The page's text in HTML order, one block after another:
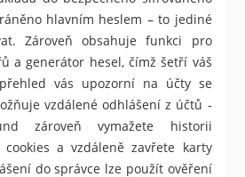
hlavním heslem – to jediné
Zároveň obsahuje funkci pro
a generátor hesel, čímž šetří váš
vás upozorní na účty se
vzdálené odhlášení z účtů -
zároveň vymažete historii
a vzdáleně zavřete karty
do správce lze použít ověření